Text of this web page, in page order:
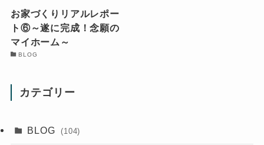
お家づくりリアルレポー
ト⑥～遂に完成！念願の
マイホーム～
BLOG
カテゴリー
BLOG (104)